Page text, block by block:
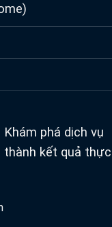
Khám phá dịch vụ
thành kết quả thực